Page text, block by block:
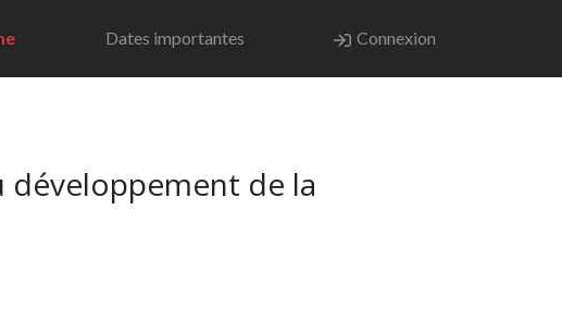
Dates importantes Connexion
développement de la